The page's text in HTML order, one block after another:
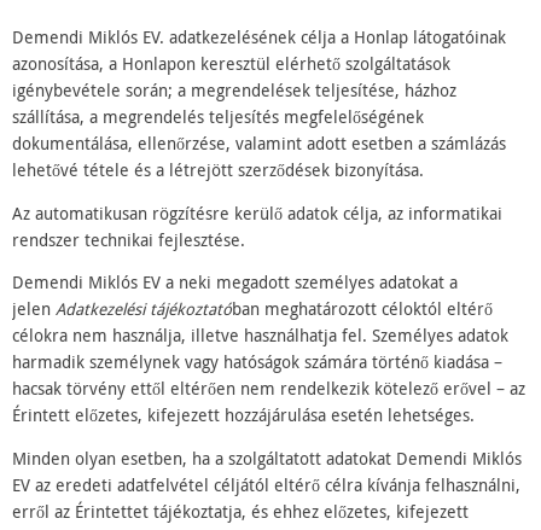
Demendi Miklós EV. adatkezelésének célja a Honlap látogatóinak
azonosítása, a Honlapon keresztül elérhető szolgáltatások
igénybevétele során; a megrendelések teljesítése, házhoz
szállítása, a megrendelés teljesítés megfelelőségének
dokumentálása, ellenőrzése, valamint adott esetben a számlázás
lehetővé tétele és a létrejött szerződések bizonyítása.
Az automatikusan rögzítésre kerülő adatok célja, az informatikai
rendszer technikai fejlesztése.
Demendi Miklós EV a neki megadott személyes adatokat a
jelen Adatkezelési tájékoztatóban meghatározott céloktól eltérő
célokra nem használja, illetve használhatja fel. Személyes adatok
harmadik személynek vagy hatóságok számára történő kiadása –
hacsak törvény ettől eltérően nem rendelkezik kötelező erővel – az
Érintett előzetes, kifejezett hozzájárulása esetén lehetséges.
Minden olyan esetben, ha a szolgáltatott adatokat Demendi Miklós
EV az eredeti adatfelvétel céljától eltérő célra kívánja felhasználni,
erről az Érintettet tájékoztatja, és ehhez előzetes, kifejezett